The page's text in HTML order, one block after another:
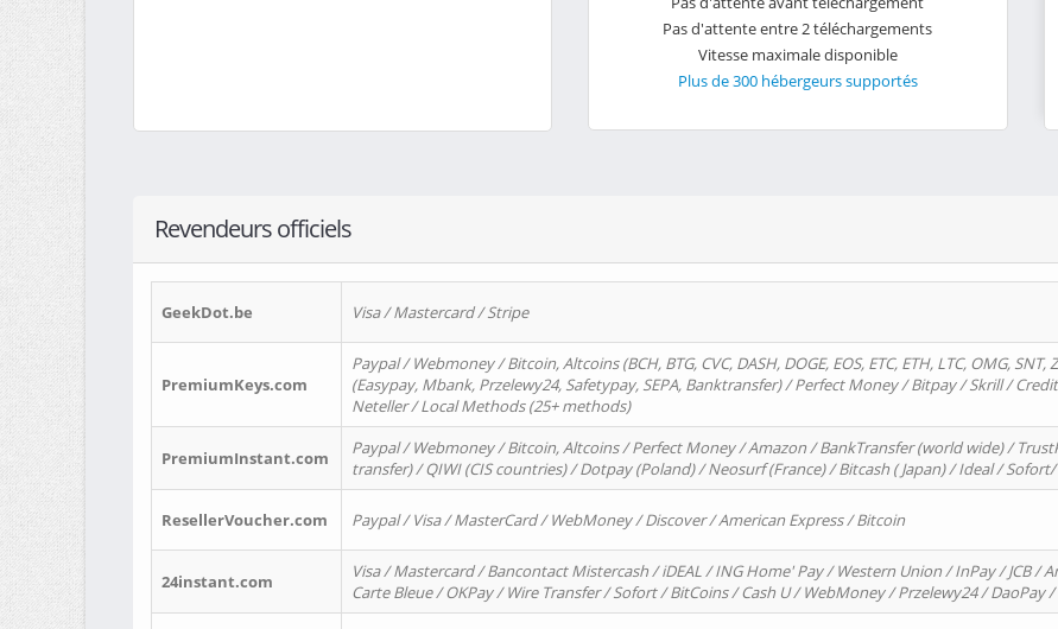
Pas d'attente entre 2 téléchargements
Vitesse maximale disponible
Plus de 300 hébergeurs supportés
Revendeurs officiels
GeekDot.be Visa / Mastercard / Stripe
PremiumKeys.com
Paypal / Webmoney / Bitcoin, Altcoins (BCH, BTG, CVC, DASH, DOGE, EOS, ETC, ETH, LTC, OMG, SNT,
(Easypay, Mbank, Przelewy24, Safetypay, SEPA, Banktransfer) / Perfect Money / Bitpay / Skrill /
Neteller / Local Methods (25+ methods)
PremiumInstant.com
Paypal / Webmoney / Bitcoin, Altcoins / Perfect Money / Amazon / BankTransfer (world wide) /
transfer) / QIWI (CIS countries) / Dotpay (Poland) / Neosurf (France) / Bitcash ( Japan) / Ideal /
ResellerVoucher.com Paypal / Visa / MasterCard / WebMoney / Discover / American Express / Bitcoin
24instant.com
Visa / Mastercard / Bancontact Mistercash / iDEAL / ING Home' Pay / Western Union / InPay / JCB /
Carte Bleue / OKPay / Wire Transfer / Sofort / BitCoins / Cash U / WebMoney / Przelewy24 / DaoPay /